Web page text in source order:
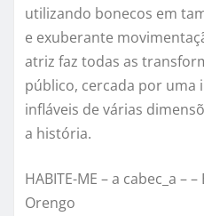
utilizando bonecos em
e exuberante
atriz faz todas as
público, cercada por
infláveis de várias
a história.
HABITE-ME – a cabec_a –
Orengo